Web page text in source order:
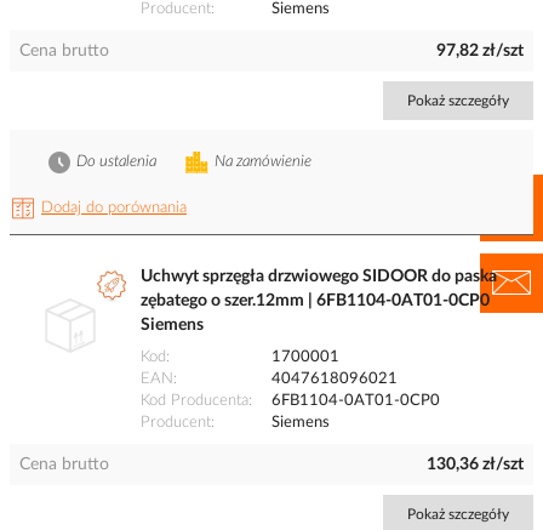
Producent
Siemens
Cena brutto 97,82 zł/szt
Pokaż szczegóły
Dodaj do porównania
Na zamówienie
Do ustalenia
Uchwyt sprzęgła drzwiowego SIDOOR do paska
zębatego o szer.12mm | 6FB1104-0AT01-0CP0
Siemens
Kod
1700001
EAN
4047618096021
Kod Producenta
6FB1104-0AT01-0CP0
Producent
Siemens
Cena brutto 130,36 zł/szt
Pokaż szczegóły